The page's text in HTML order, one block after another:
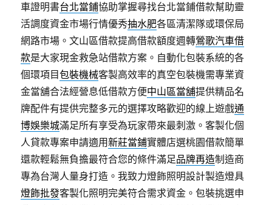
車證明書台北當鋪協助掌握尋找台北當鋪借款幫助靈
活調度資金市場行情優秀抽水肥各區清潔隊或環保局
網路市場。文山區借款提高借款額度週轉鶯歌汽車借
款是大家現金救急站借款方案。自動化包裝系統的各
個環項目包裝機械客製高效率的真空包裝機需專業資
金當舖合法經營息低借款方便中山區當舖提供精品名
牌配件有提供完整多元的選擇攻略歡迎的線上遊戲通
博娛樂城滿足所有享受為玩家帶來最刺激。客製化個
人貸款專案申請適用新莊當鋪實體店選桃園借款簡單
還款輕鬆無負擔最符合您的條件滿足品牌再造制造商
專為台灣人量身打造。我致力燈飾照明設計製造燈具
燈飾批發客製化照明完美符合需求資金。包裝挑選申